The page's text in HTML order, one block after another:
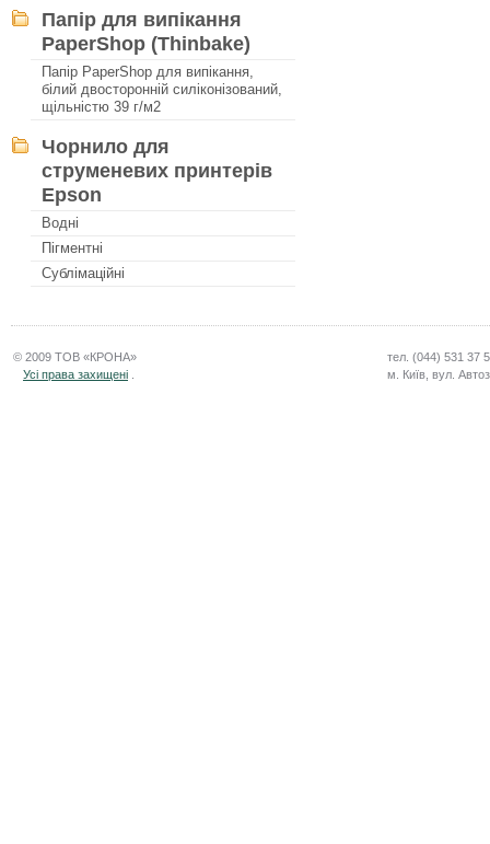
Папір для випікання
PaperShop (Thinbake)
Папір PaperShop для випікання,
білий двосторонній силіконізований,
щільністю 39 г/м2
Чорнило для
струменевих принтерів
Epson
Водні
Пігментні
Сублімаційні
© 2009 ТОВ «КРОНА»
Усі права захищені
тел. (044) 531 37
м. Київ, вул.